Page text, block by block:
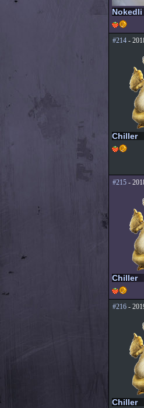
Nokedli
#214-
Chiller
#215-
Chiller
#216-
Chiller